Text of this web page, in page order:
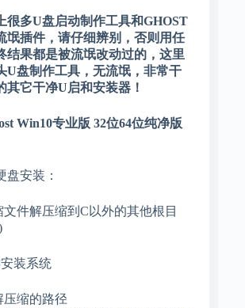
很多U盘启动制作工具和GHOST
氓插件，请仔细辨别，否则用任
结果都是被流氓改动过的，这里
U盘制作工具，无流氓，非常干
其它干净U启和安装器！
Win10专业版 32位64位纯净版
安装：
解压缩到C以外的其他根目
装系统
缩的路径